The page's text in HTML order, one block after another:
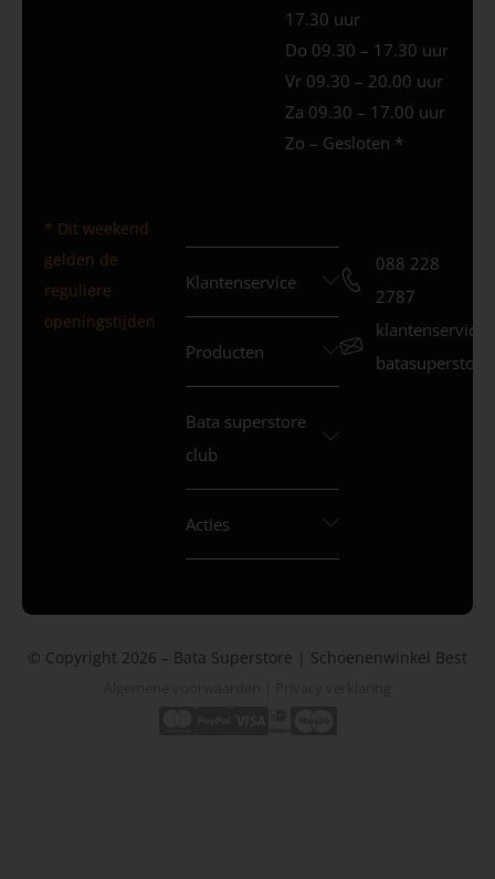
17.30 uur
Do 09.30 – 17.30 uur
Vr 09.30 – 20.00 uur
Za 09.30 – 17.00 uur
Zo – Gesloten *
* Dit weekend
gelden de
reguliere
openingstijden
Klantenservice
Producten
Bata superstore
club
Acties
088 228
2787
© Copyright 2026 – Bata Superstore | Schoenenwinkel Best